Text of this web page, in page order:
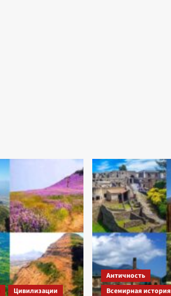
Цивилизации
Античность
Всемирная история